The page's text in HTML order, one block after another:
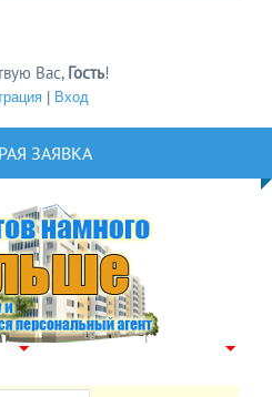
Вас, Гость!
| Вход
ЗАЯВКА